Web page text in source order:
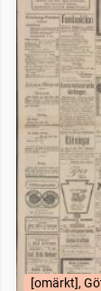
[omärkt],